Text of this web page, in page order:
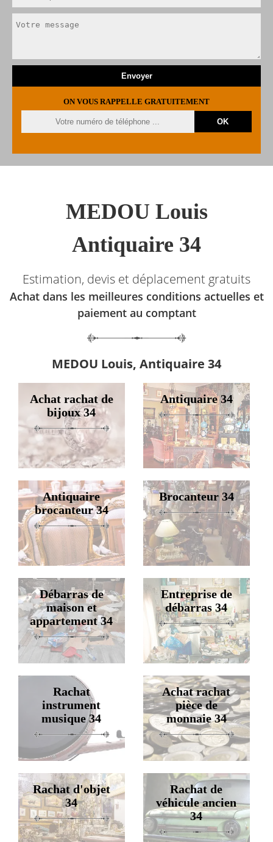
ON VOUS RAPPELLE GRATUITEMENT
MEDOU Louis
Antiquaire 34
Estimation, devis et déplacement gratuits
Achat dans les meilleures conditions actuelles et
paiement au comptant
MEDOU Louis, Antiquaire 34
Achat rachat de
bijoux 34
Antiquaire 34
Antiquaire
brocanteur 34
Brocanteur 34
Débarras de
maison et
appartement 34
Entreprise de
débarras 34
Rachat
instrument
musique 34
Achat rachat
pièce de
monnaie 34
Rachat d'objet
34
Rachat de
véhicule ancien
34